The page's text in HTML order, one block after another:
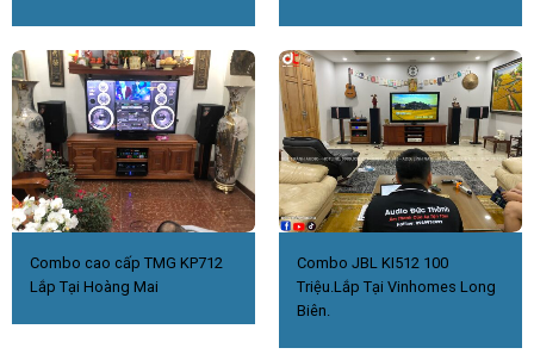
Combo cao cấp TMG KP712
Lắp Tại Hoàng Mai
Combo JBL KI512 100
Triệu.Lắp Tại Vinhomes Long
Biên.